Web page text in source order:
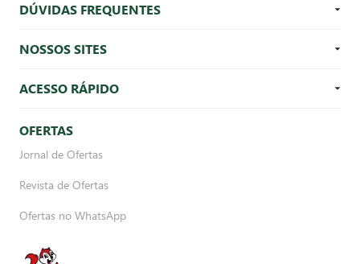
DÚVIDAS FREQUENTES
NOSSOS SITES
ACESSO RÁPIDO
OFERTAS
Jornal de Ofertas
Revista de Ofertas
Ofertas no WhatsApp